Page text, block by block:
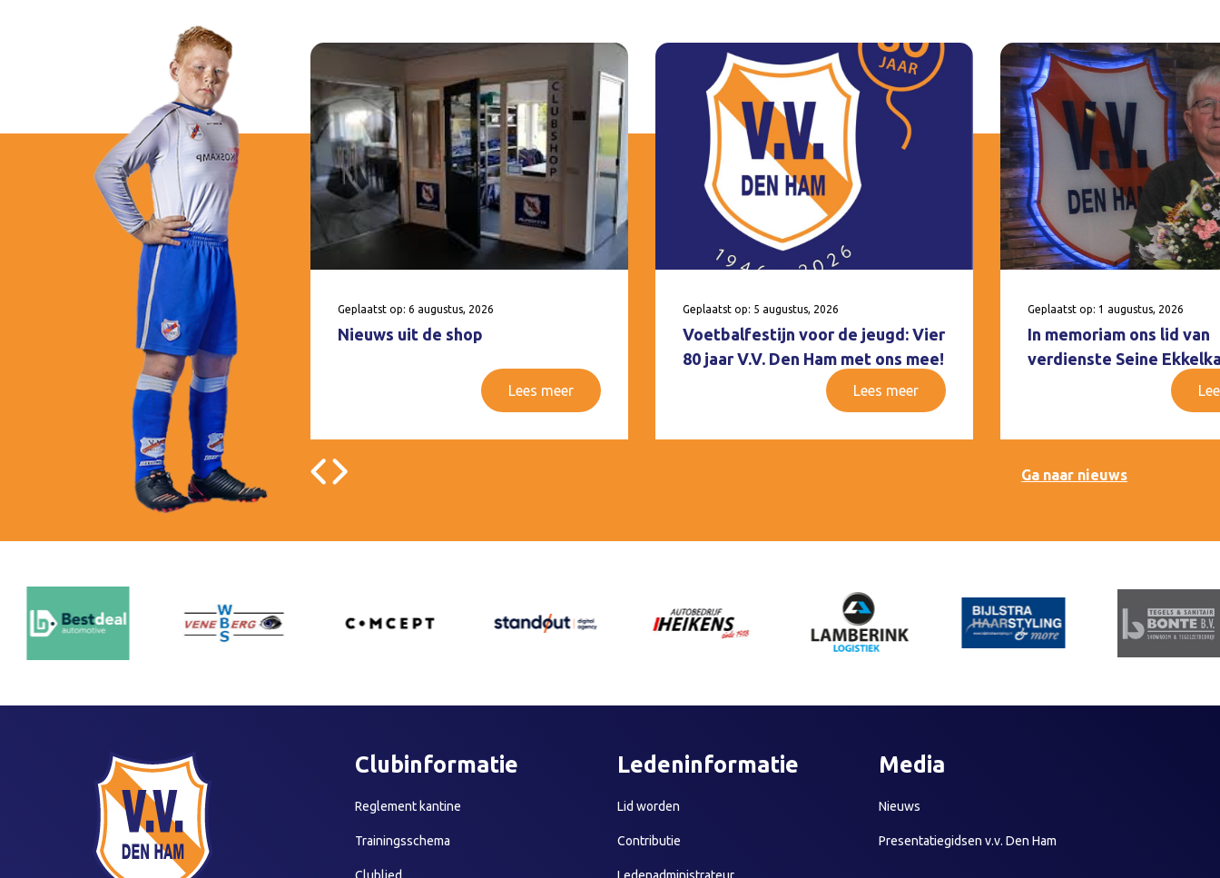
Geplaatst op: 6 augustus, 2026
Nieuws uit de shop
Lees meer
Geplaatst op: 5 augustus, 2026
Voetbalfestijn voor de jeugd: Vier
80 jaar V.V. Den Ham met ons mee!
Lees meer
Geplaatst op: 1 augustus, 2026
In memoriam ons lid van
verdienste Seine
Ga naar nieuws
Clubinformatie
Reglement kantine
Trainingsschema
Clublied
Ledeninformatie
Lid worden
Contributie
Ledenadministrateur
Media
Nieuws
Presentatiegidsen v.v. Den Ham